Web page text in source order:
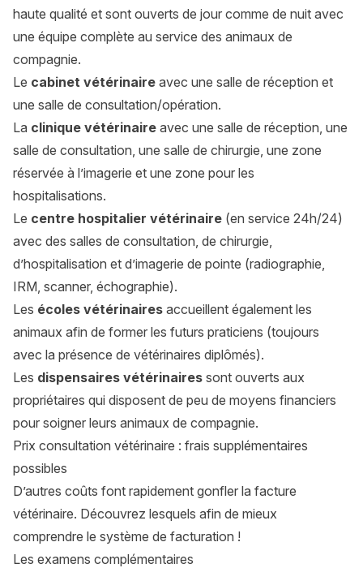
haute qualité et sont ouverts de jour comme de nuit avec
une équipe complète au service des animaux de
compagnie.
Le cabinet vétérinaire avec une salle de réception et
une salle de consultation/opération.
La clinique vétérinaire avec une salle de réception, une
salle de consultation, une salle de chirurgie, une zone
réservée à l’imagerie et une zone pour les
hospitalisations.
Le centre hospitalier vétérinaire (en service 24h/24)
avec des salles de consultation, de chirurgie,
d’hospitalisation et d’imagerie de pointe (radiographie,
IRM, scanner, échographie).
Les écoles vétérinaires accueillent également les
animaux afin de former les futurs praticiens (toujours
avec la présence de vétérinaires diplômés).
Les dispensaires vétérinaires sont ouverts aux
propriétaires qui disposent de peu de moyens financiers
pour soigner leurs animaux de compagnie.
Prix consultation vétérinaire : frais supplémentaires
possibles
D’autres coûts font rapidement gonfler la facture
vétérinaire. Découvrez lesquels afin de mieux
comprendre le système de facturation !
Les examens complémentaires